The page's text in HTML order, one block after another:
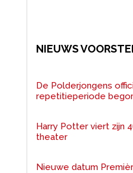
NIEUWS
De Polderjongens
repetitieperiode
Harry Potter viert zijn
theater
Nieuwe datum